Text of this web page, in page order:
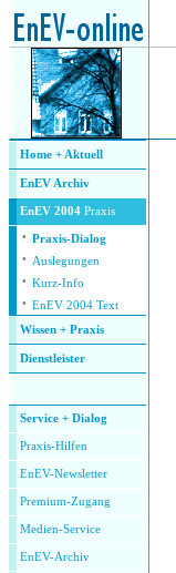
Home + Aktuell
EnEV Archiv
EnEV 2004 Praxis
· Praxis-Dialog
· Auslegungen
· Kurz-Info
· EnEV 2004 Text
Wissen + Praxis
Dienstleister
Service + Dialog
Praxis-Hilfen
EnEV-Newsletter
Premium-Zugang
Medien-Service
EnEV-Archiv